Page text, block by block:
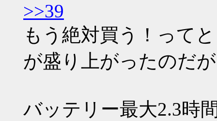
>>39
もう絶対買う！って
が盛り上がったのだ
バッテリー最大2.3時